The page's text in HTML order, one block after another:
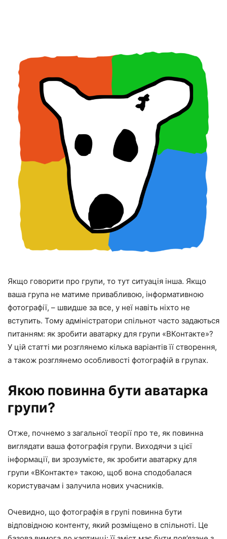
Якщо говорити про групи, то тут ситуація інша. Якщо
ваша група не матиме привабливою, інформативною
фотографії, – швидше за все, у неї навіть ніхто не
вступить. Тому адміністратори спільнот часто задаються
питанням: як зробити аватарку для групи «ВКонтакте»?
У цій статті ми розглянемо кілька варіантів її створення,
а також розглянемо особливості фотографій в групах.
Якою повинна бути аватарка
групи?
Отже, почнемо з загальної теорії про те, як повинна
виглядати ваша фотографія групи. Виходячи з цієї
інформації, ви зрозумієте, як зробити аватарку для
групи «ВКонтакте» такою, щоб вона сподобалася
користувачам і залучила нових учасників.
Очевидно, що фотографія в групі повинна бути
відповідною контенту, який розміщено в спільноті. Це